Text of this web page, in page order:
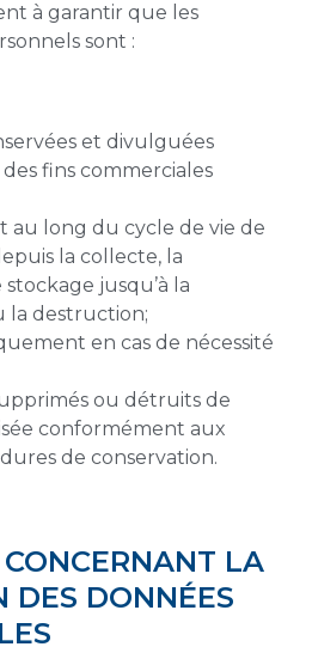
à garantir que les
sont :
et divulguées
fins commerciales
au long du cycle de vie de
la collecte, la
stockage jusqu’à la
la destruction;
en cas de nécessité
ou détruits de
conformément aux
de conservation.
CONCERNANT LA
DES DONNÉES